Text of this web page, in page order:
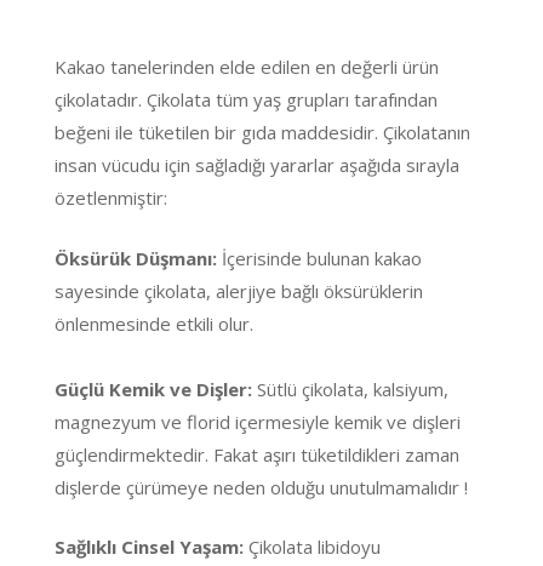
Kakao tanelerinden elde edilen en değerli ürün
çikolatadır. Çikolata tüm yaş grupları tarafından
beğeni ile tüketilen bir gıda maddesidir. Çikolatanın
insan vücudu için sağladığı yararlar aşağıda sırayla
özetlenmiştir:
Öksürük Düşmanı: İçerisinde bulunan kakao
sayesinde çikolata, alerjiye bağlı öksürüklerin
önlenmesinde etkili olur.
Güçlü Kemik ve Dişler: Sütlü çikolata, kalsiyum,
magnezyum ve florid içermesiyle kemik ve dişleri
güçlendirmektedir. Fakat aşırı tüketildikleri zaman
dişlerde çürümeye neden olduğu unutulmamalıdır !
Sağlıklı Cinsel Yaşam: Çikolata libidoyu